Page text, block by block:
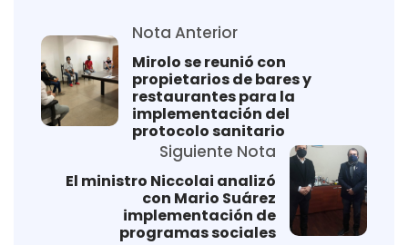
Nota Anterior
Mirolo se reunió con
propietarios de bares y
restaurantes para la
implementación del
protocolo sanitario
Siguiente Nota
El ministro Niccolai analizó
con Mario Suárez
implementación de
programas sociales